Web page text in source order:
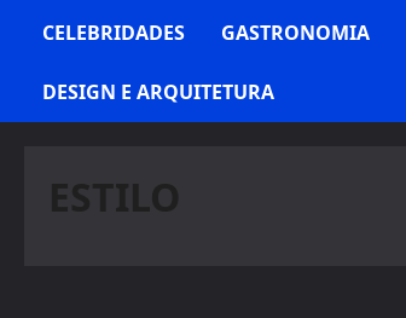
CELEBRIDADES GASTRONOMIA
DESIGN E ARQUITETURA
ESTILO